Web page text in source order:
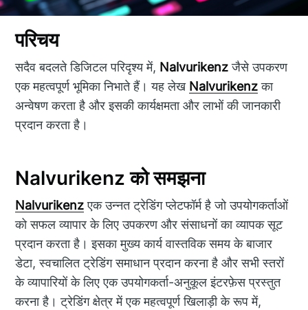
परिचय
सदैव बदलते डिजिटल परिदृश्य में, Nalvurikenzजैसे उपकरण
एक महत्वपूर्ण भूमिका निभाते हैं। यह लेख Nalvurikenzका
अन्वेषण करता है और इसकी कार्यक्षमता और लाभों की जानकारी
प्रदान करता है।
Nalvurikenz को समझना
Nalvurikenzएक उन्नत ट्रेडिंग प्लेटफॉर्म है जो उपयोगकर्ताओं
को सफल व्यापार के लिए उपकरण और संसाधनों का व्यापक सूट
प्रदान करता है। इसका मुख्य कार्य वास्तविक समय के बाजार
डेटा, स्वचालित ट्रेडिंग समाधान प्रदान करना है और सभी स्तरों
के व्यापारियों के लिए एक उपयोगकर्ता-अनुकूल इंटरफ़ेस प्रस्तुत
करना है। ट्रेडिंग क्षेत्र में एक महत्वपूर्ण खिलाड़ी के रूप में,